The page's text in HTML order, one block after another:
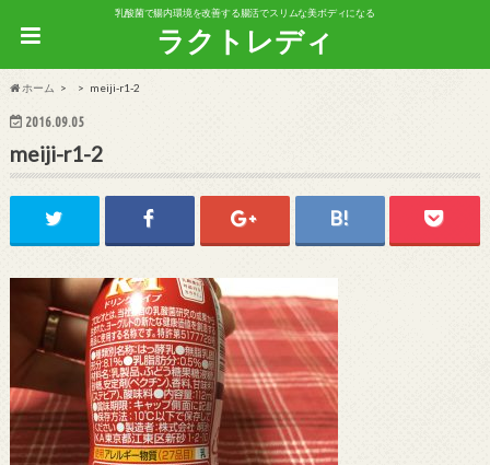
乳酸菌で腸内環境を改善する腸活でスリムな美ボディになる
ラクトレディ
ホーム meiji-r1-2
2016.09.05
meiji-r1-2